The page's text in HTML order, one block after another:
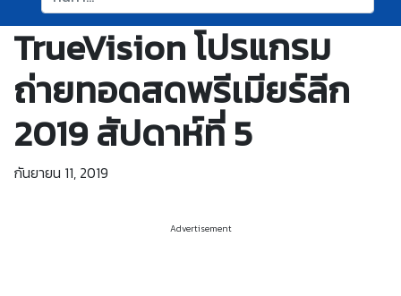
ค้นหา:
TrueVision โปรแกรม
ถ่ายทอดสดพรีเมียร์ลีก
2019 สัปดาห์ที่ 5
กันยายน 11, 2019
Advertisement